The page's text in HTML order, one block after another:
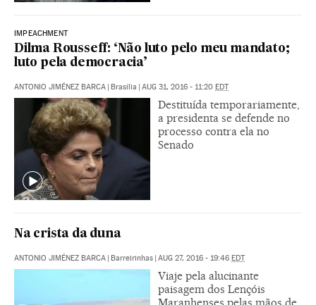
IMPEACHMENT
Dilma Rousseff: ‘Não luto pelo meu mandato;
luto pela democracia’
ANTONIO JIMÉNEZ BARCA | Brasília | AUG 31, 2016 - 11:20 EDT
Destituída temporariamente,
a presidenta se defende no
processo contra ela no
Senado
Na crista da duna
ANTONIO JIMÉNEZ BARCA | Barreirinhas | AUG 27, 2016 - 19:46 EDT
Viaje pela alucinante
paisagem dos Lençóis